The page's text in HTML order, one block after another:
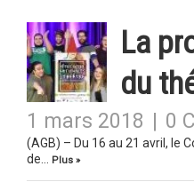
La
du
1 mars 2018 0
(AGB) – Du 16 au 21 avril, le
de…
Plus »